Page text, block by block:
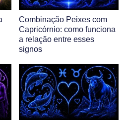
Combinação Peixes com
Capricórnio: como funciona
a relação entre esses
signos